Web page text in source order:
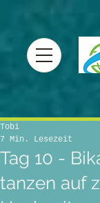
Tag 10 -
tanzen auf
Tobi
7 Min. Lesezeit